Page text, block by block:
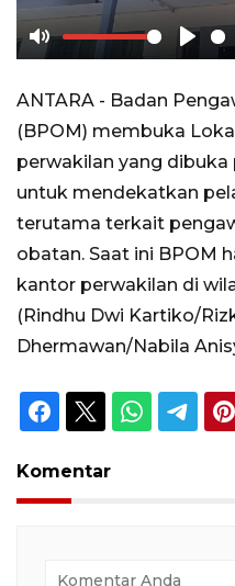
Mute Play
ANTARA - Badan
(BPOM) membuka
perwakilan yang dibuka
untuk mendekatkan
terutama terkait
obatan. Saat ini BPOM
kantor perwakilan di
(Rindhu Dwi Kartiko/
Dhermawan/Nabila
Komentar